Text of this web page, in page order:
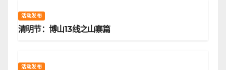
活动发布
清明节：博山13线之山寨篇
活动发布